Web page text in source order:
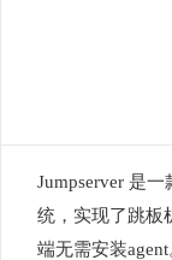
Jumpserver 是
统，实现了跳板
端无需安装